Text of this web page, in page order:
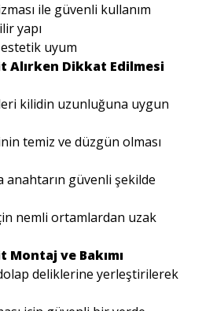
ile güvenli kullanım
yapı
estetik uyum
Alırken Dikkat Edilmesi
kilidin uzunluğuna uygun
temiz ve düzgün olması
anahtarın güvenli şekilde
nemli ortamlardan uzak
Montaj ve Bakımı
deliklerine yerleştirilerek